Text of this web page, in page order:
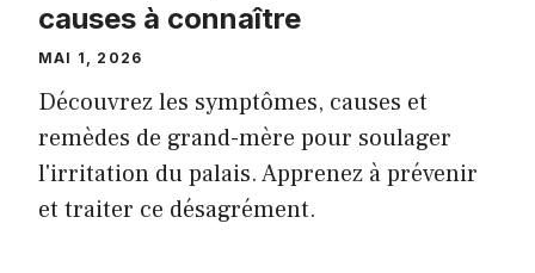
causes à connaître
MAI 1, 2026
Découvrez les symptômes, causes et
remèdes de grand-mère pour soulager
l'irritation du palais. Apprenez à prévenir
et traiter ce désagrément.